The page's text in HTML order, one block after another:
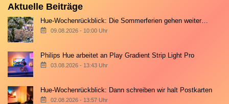
Aktuelle Beiträge
Hue-Wochenrückblick: Die Sommerferien gehen weiter…
09.08.2026 - 10:00 Uhr
Philips Hue arbeitet an Play Gradient Strip Light Pro
03.08.2026 - 13:43 Uhr
Hue-Wochenrückblick: Dann schreiben wir halt Postkarten
02.08.2026 - 13:57 Uhr